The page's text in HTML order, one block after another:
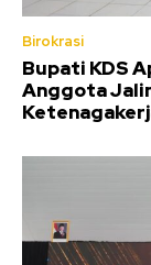
Birokrasi
Bupati KDS
Anggota